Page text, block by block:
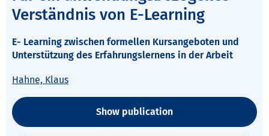
Verständnis von E-Learning
E- Learning zwischen formellen Kursangeboten und
Unterstützung des Erfahrungslernens in der Arbeit
Hahne, Klaus
Show publication